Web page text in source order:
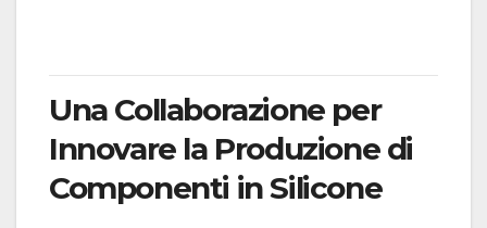
Una Collaborazione per
Innovare la Produzione di
Componenti in Silicone